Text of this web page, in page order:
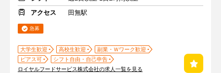
アクセス
田無駅
急募
大学生歓迎 高校生歓迎
副業・Ｗワーク歓迎
ピアス可
シフト自由・自己申告
ロイヤルフードサービス株式会社の求人一覧を見る